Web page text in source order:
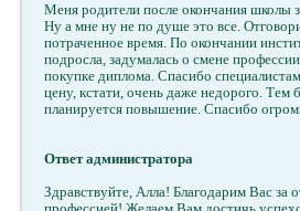
Меня родители после окончания школы
Ну а мне ну не по душе это все.
потраченное время. По окончании
подросла, задумалась о смене
покупке диплома. Спасибо
цену, кстати, очень даже недорого.
планируется повышение. Спасибо
Ответ администратора
Здравствуйте, Алла! Благодарим Вас